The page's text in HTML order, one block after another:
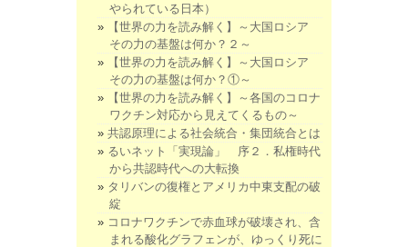
やられている日本）
【世界の力を読み解く】～大国ロシア
その力の基盤は何か？２～
【世界の力を読み解く】～大国ロシア
その力の基盤は何か？①～
【世界の力を読み解く】～各国のコロナ
ワクチン対応から見えてくるもの～
共認原理による社会統合・集団統合とは
るいネット「実現論」 序２．私権時代
から共認時代への大転換
タリバンの復権とアメリカ中東支配の破
綻
コロナワクチンで赤血球が破壊され、含
まれる酸化グラフェンが、ゆっくり死に